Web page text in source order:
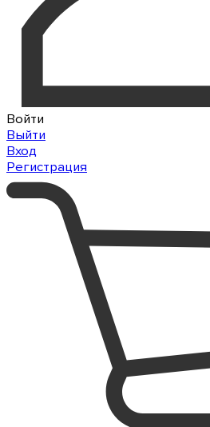
Войти
Выйти
Вход
Регистрация